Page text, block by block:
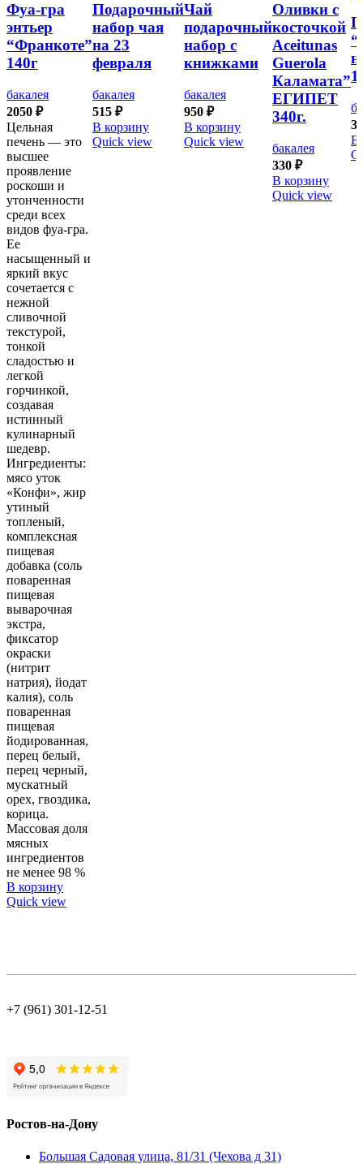
Фуа-гра
энтьер
“Франкоте”
140г
бакалея
2050 ₽
Цельная
печень — это
высшее
проявление
роскоши и
утонченности
среди всех
видов фуа-гра.
Ее
насыщенный и
яркий вкус
сочетается с
нежной
сливочной
текстурой,
тонкой
сладостью и
легкой
горчинкой,
создавая
истинный
кулинарный
шедевр.
Ингредиенты:
мясо уток
«Конфи», жир
утиный
топленый,
комплексная
пищевая
добавка (соль
поваренная
пищевая
выварочная
экстра,
фиксатор
окраски
(нитрит
натрия), йодат
калия), соль
поваренная
пищевая
йодированная,
перец белый,
перец черный,
мускатный
орех, гвоздика,
корица.
Массовая доля
мясных
ингредиентов
не менее 98 %
В корзину
Quick view
Подарочный
набор чая
на 23
февраля
бакалея
515 ₽
В корзину
Quick view
Чай
подарочный
набор с
книжками
бакалея
950 ₽
В корзину
Quick view
Оливки с
косточкой
Aceitunas
Guerola
Каламата”
ЕГИПЕТ
340г.
бакалея
330 ₽
В корзину
Quick view
В
+7 (961) 301-12-51
Ростов-на-Дону
Большая Садовая улица, 81/31 (Чехова д 31)